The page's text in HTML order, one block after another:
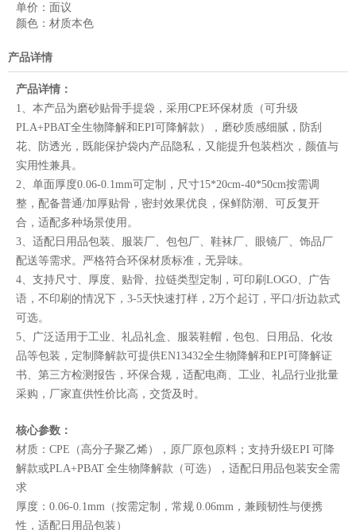
单价： 面议
颜色： 材质本色
产品详情
产品详情：
1、本产品为磨砂贴骨手提袋，采用CPE环保材质（可升级
PLA+PBAT全生物降解和EPI可降解款），磨砂质感细腻，防刮
花、防透光，既能保护袋内产品隐私，又能提升包装档次，颜值与
实用性兼具。
2、单面厚度0.06-0.1mm可定制，尺寸15*20cm-40*50cm按需调
整，配备普通/加厚贴骨，密封效果优良，保鲜防潮、可反复开
合，适配多种场景使用。
3、适配日用品包装、服装厂、包包厂、鞋袜厂、眼镜厂、饰品厂
配送等需求。严格符合环保材质标准，无异味。
4、支持尺寸、厚度、贴骨、拉链类型定制，可印刷LOGO、广告
语，不印刷的情况下，3-5天快速打样，2万个起订，平口/折边款式
可选。
5、广泛适用于工业、礼品礼盒、服装鞋帽，包包、日用品、化妆
品等包装，定制降解款可提供EN13432全生物降解和EPI可降解证
书、第三方检测报告，环保合规，适配电商、工业、礼品行业批量
采购，厂家直供性价比高，交货及时。
核心参数：
材质：CPE（高分子聚乙烯），原厂原包原料；支持升级EPI 可降
解款或PLA+PBAT 全生物降解款（可选），适配日用品包装安全需
求
厚度：0.06-0.1mm（按需定制，常规 0.06mm，兼顾韧性与便携
性，适配日用品包装）